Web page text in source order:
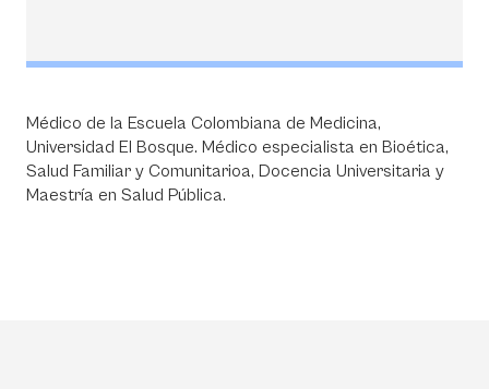
Médico de la Escuela Colombiana de Medicina,
Universidad El Bosque. Médico especialista en Bioética,
Salud Familiar y Comunitarioa, Docencia Universitaria y
Maestría en Salud Pública.